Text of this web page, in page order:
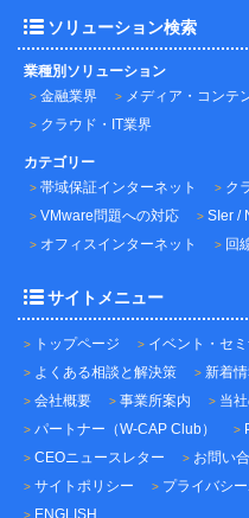
ソリューション検索
業種別ソリューション
金融業界
メディア・コンテ
クラウド・IT業界
カテゴリー
帯域保証インターネット
ク
VMware問題への対応
SIer /
オフィスインターネット
回
サイトメニュー
トップページ イベント・セ
よくある相談と解決策
新着
会社概要
事業所案内 当
パートナー（W-CAP Club）
CEOニュースレター
お問い
サイトポリシー
プライバシ
ENGLISH